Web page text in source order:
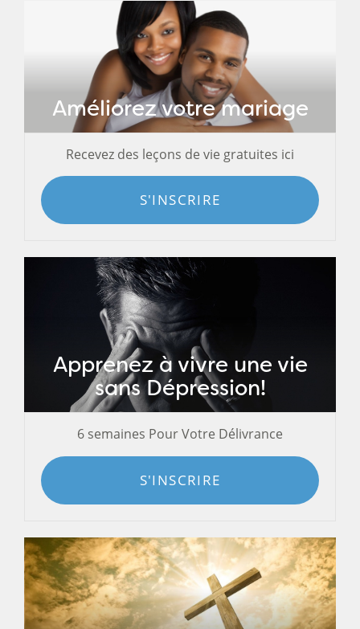
Améliorez votre mariage
Recevez des leçons de vie gratuites ici
S'INSCRIRE
Apprenez à vivre une vie
sans Dépression!
6 semaines Pour Votre Délivrance
S'INSCRIRE